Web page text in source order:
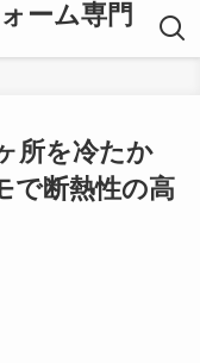
ーム専門
所を冷たか
で断熱性の高